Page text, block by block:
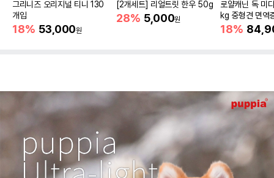
그리니즈 오리지널 티니 130
개입
18% 53,000원
[2개세트] 리얼트릿 한우 50g
28% 5,000원
로얄캐닌 독 미
kg 중형견 면역
18%